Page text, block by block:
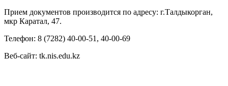
Прием документов производится по адресу: г.Талдыкорган,
мкр Каратал, 47.
Телефон: 8 (7282) 40-00-51, 40-00-69
Веб-сайт: tk.nis.edu.kz